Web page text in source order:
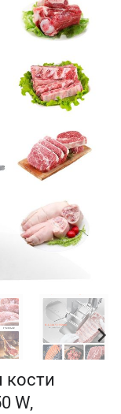
кости
W,